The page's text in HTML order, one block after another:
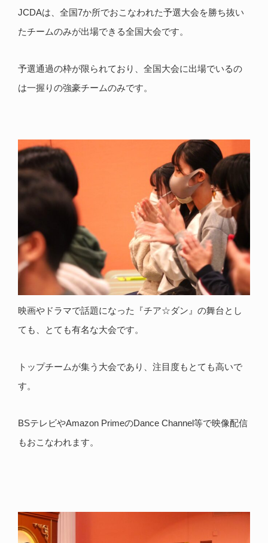
JCDAは、全国7か所でおこなわれた予選大会を勝ち抜い
たチームのみが出場できる全国大会です。
予選通過の枠が限られており、全国大会に出場でいるの
は一握りの強豪チームのみです。
映画やドラマで話題になった『チア☆ダン』の舞台とし
ても、とても有名な大会です。
トップチームが集う大会であり、注目度もとても高いで
す。
BSテレビやAmazon PrimeのDance Channel等で映像配信
もおこなわれます。